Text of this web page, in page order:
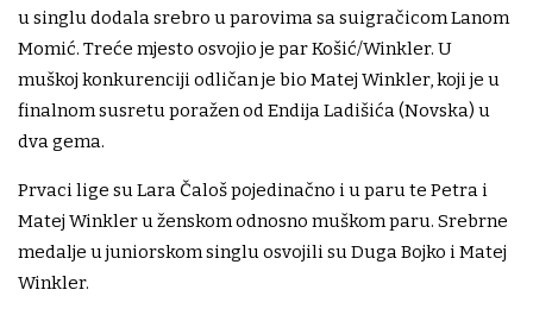
u singlu dodala srebro u parovima sa suigračicom Lanom
Momić. Treće mjesto osvojio je par Košić/Winkler. U
muškoj konkurenciji odličan je bio Matej Winkler, koji je u
finalnom susretu poražen od Endija Ladišića (Novska) u
dva gema.
Prvaci lige su Lara Čaloš pojedinačno i u paru te Petra i
Matej Winkler u ženskom odnosno muškom paru. Srebrne
medalje u juniorskom singlu osvojili su Duga Bojko i Matej
Winkler.